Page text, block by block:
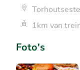
Foto's
1km van